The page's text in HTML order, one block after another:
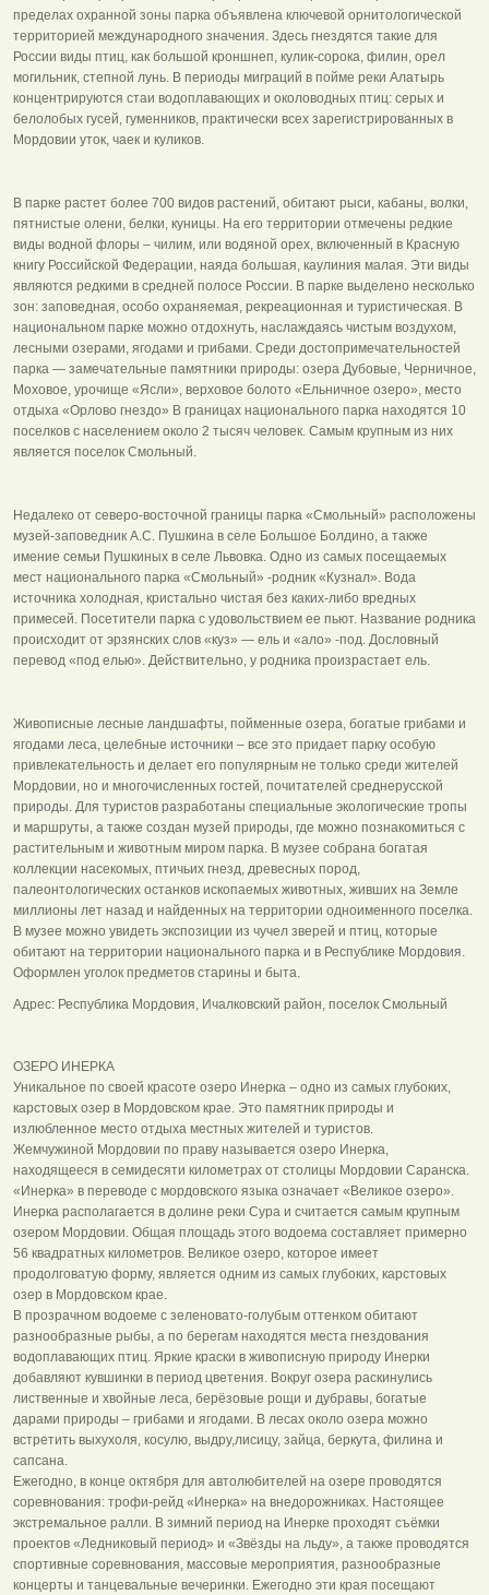
пределах охранной зоны парка объявлена ключевой орнитологической
территорией международного значения. Здесь гнездятся такие для
России виды птиц, как большой кроншнеп, кулик-сорока, филин, орел
могильник, степной лунь. В периоды миграций в пойме реки Алатырь
концентрируются стаи водоплавающих и околоводных птиц: серых и
белолобых гусей, гуменников, практически всех зарегистрированных в
Мордовии уток, чаек и куликов.
В парке растет более 700 видов растений, обитают рыси, кабаны, волки,
пятнистые олени, белки, куницы. На его территории отмечены редкие
виды водной флоры – чилим, или водяной орех, включенный в Красную
книгу Российской Федерации, наяда большая, каулиния малая. Эти виды
являются редкими в средней полосе России. В парке выделено несколько
зон: заповедная, особо охраняемая, рекреационная и туристическая. В
национальном парке можно отдохнуть, наслаждаясь чистым воздухом,
лесными озерами, ягодами и грибами. Среди достопримечательностей
парка — замечательные памятники природы: озера Дубовые, Черничное,
Моховое, урочище «Ясли», верховое болото «Ельничное озеро», место
отдыха «Орлово гнездо» В границах национального парка находятся 10
поселков с населением около 2 тысяч человек. Самым крупным из них
является поселок Смольный.
Недалеко от северо-восточной границы парка «Смольный» расположены
музей-заповедник А.С. Пушкина в селе Большое Болдино, а также
имение семьи Пушкиных в селе Львовка. Одно из самых посещаемых
мест национального парка «Смольный» -родник «Кузнал». Вода
источника холодная, кристально чистая без каких-либо вредных
примесей. Посетители парка с удовольствием ее пьют. Название родника
происходит от эрзянских слов «куз» — ель и «ало» -под. Дословный
перевод «под елью». Действительно, у родника произрастает ель.
Живописные лесные ландшафты, пойменные озера, богатые грибами и
ягодами леса, целебные источники – все это придает парку особую
привлекательность и делает его популярным не только среди жителей
Мордовии, но и многочисленных гостей, почитателей среднерусской
природы. Для туристов разработаны специальные экологические тропы
и маршруты, а также создан музей природы, где можно познакомиться с
растительным и животным миром парка. В музее собрана богатая
коллекции насекомых, птичьих гнезд, древесных пород,
палеонтологических останков ископаемых животных, живших на Земле
миллионы лет назад и найденных на территории одноименного поселка.
В музее можно увидеть экспозиции из чучел зверей и птиц, которые
обитают на территории национального парка и в Республике Мордовия.
Оформлен уголок предметов старины и быта.
Адрес: Республика Мордовия, Ичалковский район, поселок Смольный
ОЗЕРО ИНЕРКА
Уникальное по своей красоте озеро Инерка – одно из самых глубоких,
карстовых озер в Мордовском крае. Это памятник природы и
излюбленное место отдыха местных жителей и туристов.
Жемчужиной Мордовии по праву называется озеро Инерка,
находящееся в семидесяти километрах от столицы Мордовии Саранска.
«Инерка» в переводе с мордовского языка означает «Великое озеро».
Инерка располагается в долине реки Сура и считается самым крупным
озером Мордовии. Общая площадь этого водоема составляет примерно
56 квадратных километров. Великое озеро, которое имеет
продолговатую форму, является одним из самых глубоких, карстовых
озер в Мордовском крае.
В прозрачном водоеме с зеленовато-голубым оттенком обитают
разнообразные рыбы, а по берегам находятся места гнездования
водоплавающих птиц. Яркие краски в живописную природу Инерки
добавляют кувшинки в период цветения. Вокруг озера раскинулись
лиственные и хвойные леса, берёзовые рощи и дубравы, богатые
дарами природы – грибами и ягодами. В лесах около озера можно
встретить выхухоля, косулю, выдру,лисицу, зайца, беркута, филина и
сапсана.
Ежегодно, в конце октября для автолюбителей на озере проводятся
соревнования: трофи-рейд «Инерка» на внедорожниках. Настоящее
экстремальное ралли. В зимний период на Инерке проходят съёмки
проектов «Ледниковый период» и «Звёзды на льду», а также проводятся
спортивные соревнования, массовые мероприятия, разнообразные
концерты и танцевальные вечеринки. Ежегодно эти края посещают